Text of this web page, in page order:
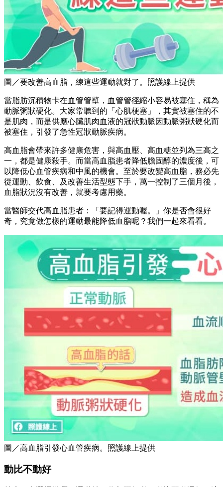
圖／要改善高血脂，練這些運動就對了。照護線上提供
當脂肪沉積物卡在血管管壁，血管管徑縮小容易被塞住，稱為
動脈粥狀硬化。大家常聽到的「心肌梗塞」，其實被塞住的不
是肌肉，而是供應心臟肌肉血液的冠狀動脈因動脈粥狀硬化而
被塞住，引發了急性冠狀動脈疾病。
高血脂會帶來許多健康危害，與高血壓、高血糖並列為三高之
一，都是健康殺手。而當高血脂患者降低膽固醇的濃度後，可
以降低心血管疾病和中風的機會。至於要改變高血脂，務必先
從運動、飲食、及改善生活型態下手，萬一控制了三個月後，
血脂狀況沒有改善，就要考慮用藥。
當醫師交代高血脂患者：「要記得運動喔。」你是否會很好
奇，究竟做怎樣的運動最能降低血脂呢？我們一起來看看。
圖／高血脂引發心血管疾病。照護線上提供
動比不動好